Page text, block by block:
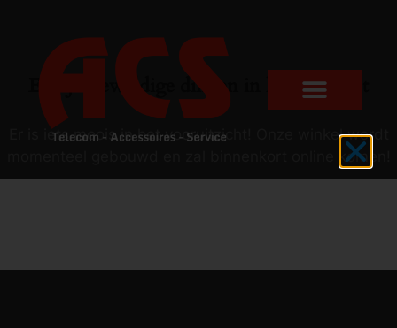
Er zijn geweldige dingen in het verschiet
Er is iets moois in het vooruitzicht! Onze winkel wordt
momenteel gebouwd en zal binnenkort online komen!